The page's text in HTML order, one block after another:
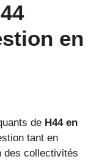
en
de H44 en
tant en
des collectivités